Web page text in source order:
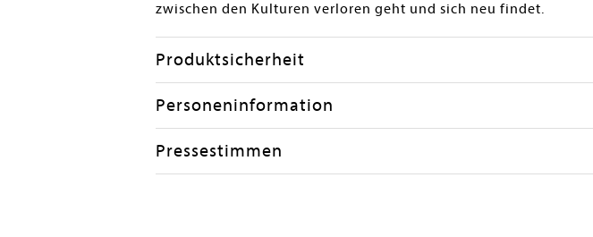
zwischen den Kulturen verloren geht und sich neu findet.
Produktsicherheit
Personeninformation
Pressestimmen